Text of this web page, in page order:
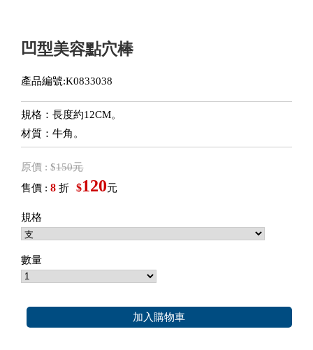
凹型美容點穴棒
產品編號:K0833038
規格：長度約12CM。
材質：牛角。
原價 : $150元
售價 :8 折 $120元
規格
數量
加入購物車